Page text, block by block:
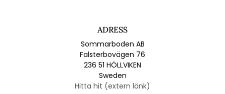
ADRESS
Sommarboden AB
Falsterbovägen 76
236 51 HÖLLVIKEN
Sweden
Hitta hit (extern länk)